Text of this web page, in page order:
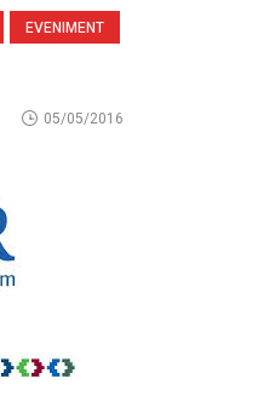
EVENIMENT
05/05/2016